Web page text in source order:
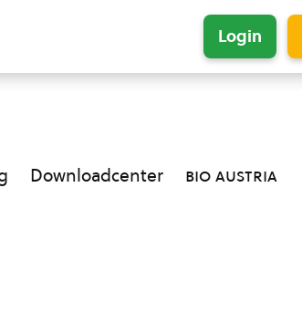
Login
Downloadcenter bio austria